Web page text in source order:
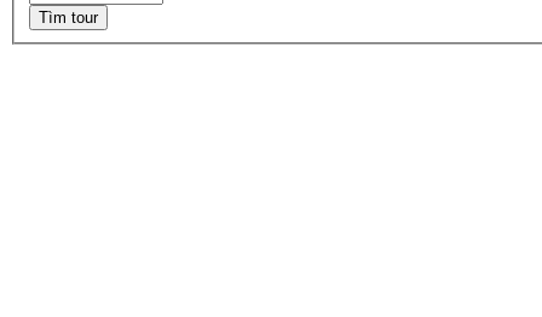
Tìm tour